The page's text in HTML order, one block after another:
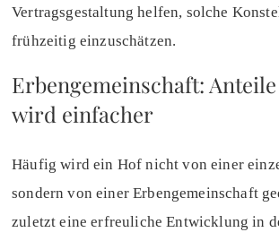
Vertragsgestaltung helfen, solche
frühzeitig einzuschätzen.
Erbengemeinschaft:
wird einfacher
Häufig wird ein Hof nicht von einer
sondern von einer Erbengemeinschaft
zuletzt eine erfreuliche Entwicklung in